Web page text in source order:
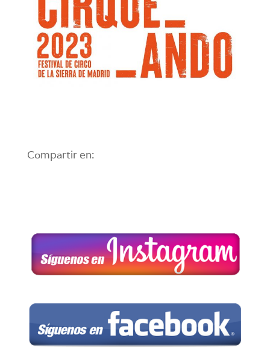
Compartir en: